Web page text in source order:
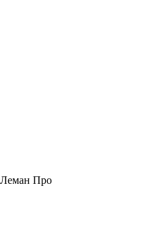
Леман Про